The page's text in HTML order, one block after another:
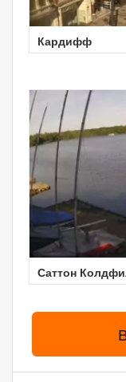
Кардифф
Саттон